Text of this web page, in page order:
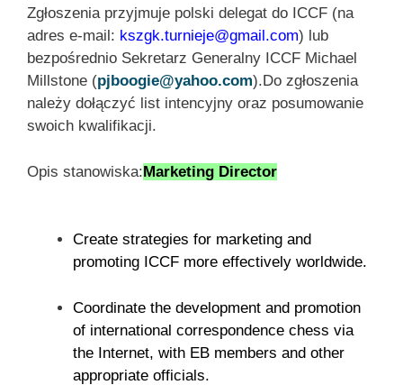
Zgłoszenia przyjmuje polski delegat do ICCF (na
adres e-mail: kszgk.turnieje@gmail.com) lub
bezpośrednio Sekretarz Generalny ICCF Michael
Millstone (pjboogie@yahoo.com).Do zgłoszenia
należy dołączyć list intencyjny oraz posumowanie
swoich kwalifikacji.
Opis stanowiska:Marketing Director
Create strategies for marketing and
promoting ICCF more effectively worldwide.
Coordinate the development and promotion
of international correspondence chess via
the Internet, with EB members and other
appropriate officials.